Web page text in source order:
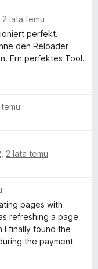
2 lata temu
perfekt.
den Reloader
Ern perfektes Tool.
2 lata temu
pages with
refreshing a page
I finally found the
the payment